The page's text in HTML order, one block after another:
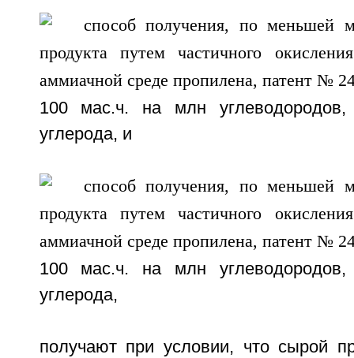
100 мас.ч. на млн
углерода, и
100 мас.ч. на млн
углерода,
получают при условии, что сырой